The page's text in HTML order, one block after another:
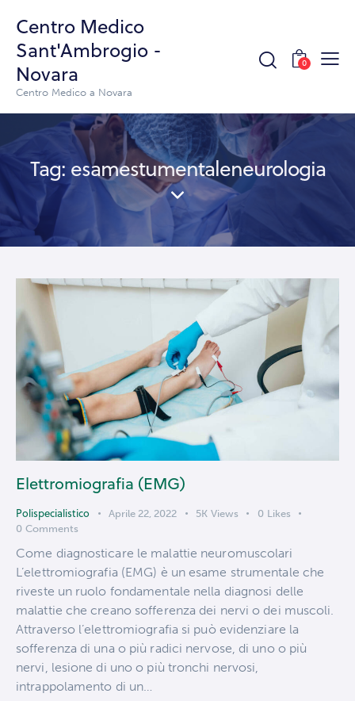
Centro Medico
Sant'Ambrogio -
Novara
Centro Medico a Novara
0
Tag: esamestumentaleneurologia
Elettromiografia (EMG)
Polispecialistico Aprile 22, 2022 5K Views 0 Likes
0 Comments
Come diagnosticare le malattie neuromuscolari
L’elettromiografia (EMG) è un esame strumentale che
riveste un ruolo fondamentale nella diagnosi delle
malattie che creano sofferenza dei nervi o dei muscoli.
Attraverso l’elettromiografia si può evidenziare la
sofferenza di una o più radici nervose, di uno o più
nervi, lesione di uno o più tronchi nervosi,
intrappolamento di un…